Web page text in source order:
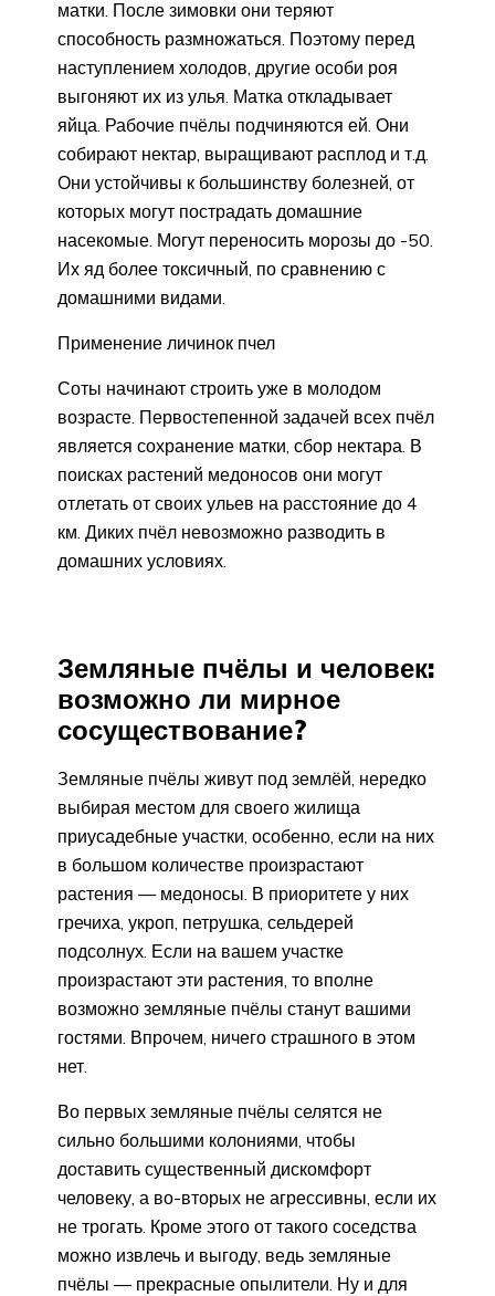
матки. После зимовки они теряют
способность размножаться. Поэтому перед
наступлением холодов, другие особи роя
выгоняют их из улья. Матка откладывает
яйца. Рабочие пчёлы подчиняются ей. Они
собирают нектар, выращивают расплод и т.д.
Они устойчивы к большинству болезней, от
которых могут пострадать домашние
насекомые. Могут переносить морозы до -50.
Их яд более токсичный, по сравнению с
домашними видами.
Применение личинок пчел
Соты начинают строить уже в молодом
возрасте. Первостепенной задачей всех пчёл
является сохранение матки, сбор нектара. В
поисках растений медоносов они могут
отлетать от своих ульев на расстояние до 4
км. Диких пчёл невозможно разводить в
домашних условиях.
Земляные пчёлы и человек:
возможно ли мирное
сосуществование?
Земляные пчёлы живут под землёй, нередко
выбирая местом для своего жилища
приусадебные участки, особенно, если на них
в большом количестве произрастают
растения — медоносы. В приоритете у них
гречиха, укроп, петрушка, сельдерей
подсолнух. Если на вашем участке
произрастают эти растения, то вполне
возможно земляные пчёлы станут вашими
гостями. Впрочем, ничего страшного в этом
нет.
Во первых земляные пчёлы селятся не
сильно большими колониями, чтобы
доставить существенный дискомфорт
человеку, а во-вторых не агрессивны, если их
не трогать. Кроме этого от такого соседства
можно извлечь и выгоду, ведь земляные
пчёлы — прекрасные опылители. Ну и для